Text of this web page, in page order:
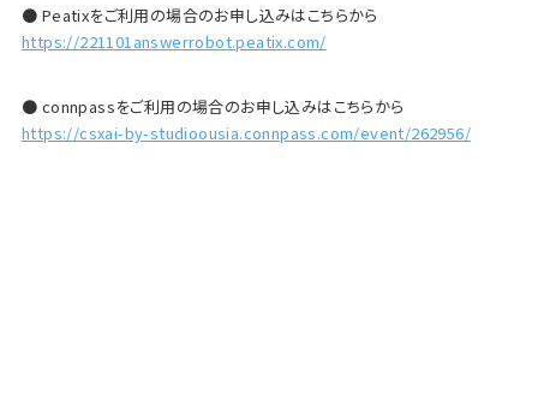
● Peatixをご利用の場合のお申し込みはこちらから
https://221101answerrobot.peatix.com/
● connpassをご利用の場合のお申し込みはこちらから
https://csxai-by-studioousia.connpass.com/event/262956/